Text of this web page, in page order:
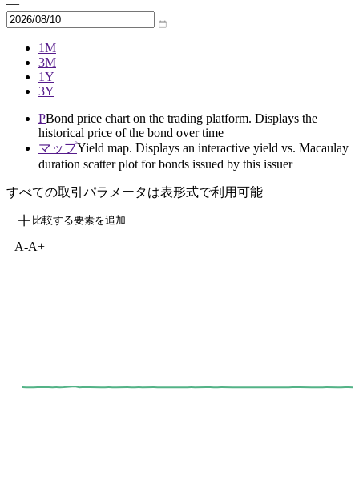
—
1M
3M
1Y
3Y
PBond price chart on the trading platform. Displays the
historical price of the bond over time
マップYield map. Displays an interactive yield vs. Macaulay
duration scatter plot for bonds issued by this issuer
すべての取引パラメータは表形式で利用可能
比較する要素を追加